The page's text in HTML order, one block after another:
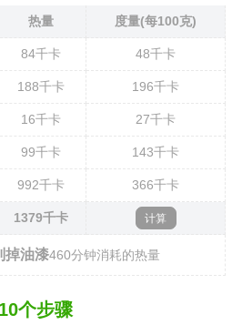
热量 度量(每100克)
84千卡 48千卡
188千卡 196千卡
16千卡 27千卡
99千卡 143千卡
992千卡 366千卡
1379千卡
掉油漆460分钟消耗的热量
个步骤